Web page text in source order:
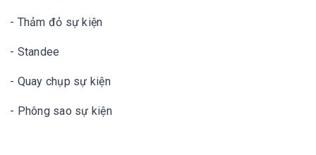
- Thảm đỏ sự kiện
- Standee
- Quay chụp sự kiện
- Phông sao sự kiện